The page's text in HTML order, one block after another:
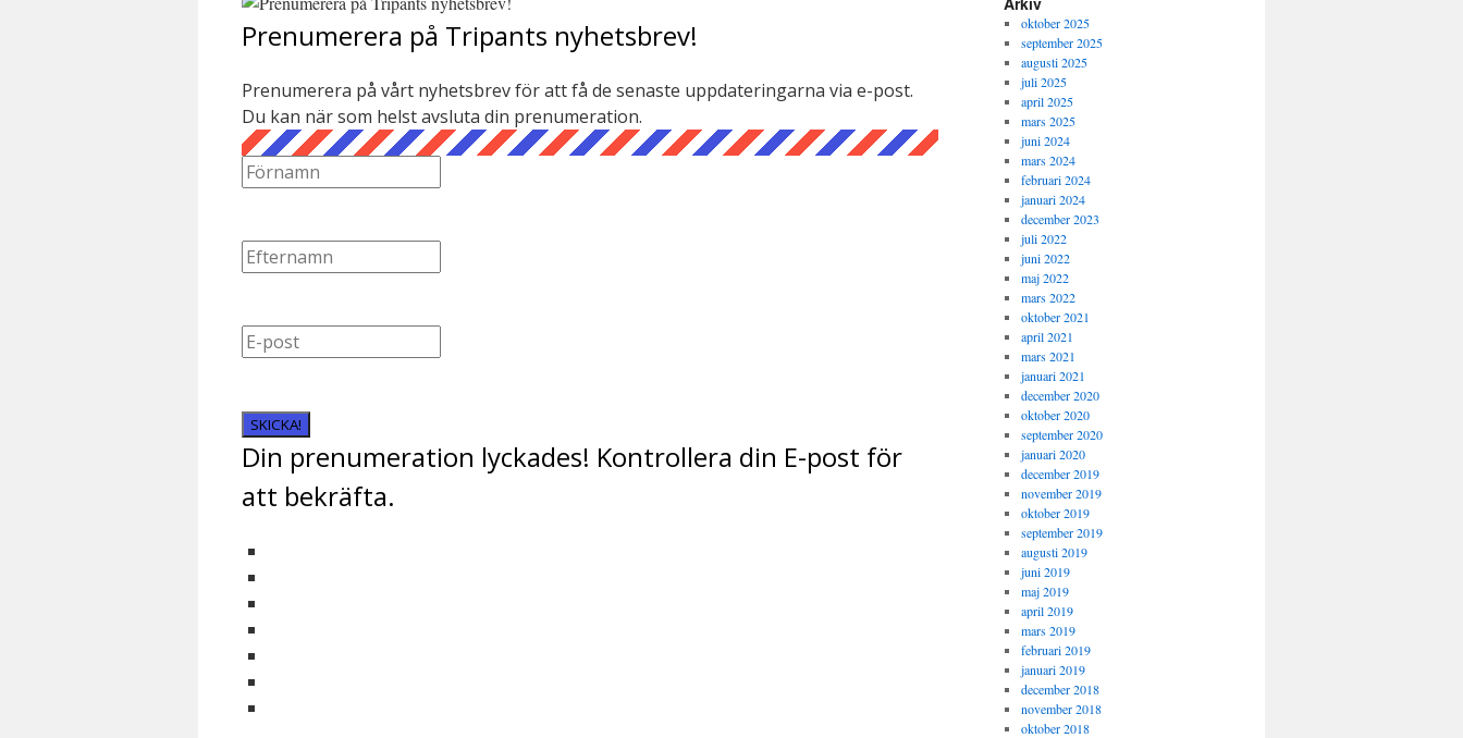
Prenumerera på Tripants nyhetsbrev!
Prenumerera på vårt nyhetsbrev för att få de senaste uppdateringarna via e-post.
Du kan när som helst avsluta din prenumeration.
SKICKA!
Din prenumeration lyckades! Kontrollera din E-post för
att bekräfta.
oktober 2025
september 2025
augusti 2025
juli 2025
april 2025
mars 2025
juni 2024
mars 2024
februari 2024
januari 2024
december 2023
juli 2022
juni 2022
maj 2022
mars 2022
oktober 2021
april 2021
mars 2021
januari 2021
december 2020
oktober 2020
september 2020
januari 2020
december 2019
november 2019
oktober 2019
september 2019
augusti 2019
juni 2019
maj 2019
april 2019
mars 2019
februari 2019
januari 2019
december 2018
november 2018
oktober 2018